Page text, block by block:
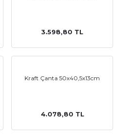
3.598,80 TL
Kraft Çanta 50x40,5x13cm
4.078,80 TL